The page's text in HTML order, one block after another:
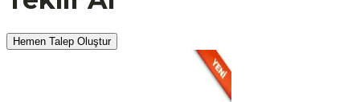
Hemen Talep Oluştur